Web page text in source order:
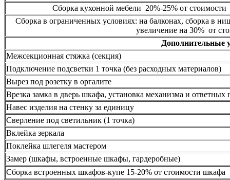
Сборка кухонной мебели 20%-25% от стоимости
Сборка в ограниченных условиях: на балконах, сборка в
увеличение на 30% от
Дополнительные
Межсекционная стяжка (секция)
Подключение подсветки 1 точка (без расходных материалов)
Вырез под розетку в оргалите
Врезка замка в дверь шкафа, установка механизма и ответных
Навес изделия на стенку за единицу
Сверление под светильник (1 точка)
Вклейка зеркала
Поклейка шлегеля мастером
Замер (шкафы, встроенные шкафы, гардеробные)
Сборка встроенных шкафов-купе 15-20% от стоимости шкафа